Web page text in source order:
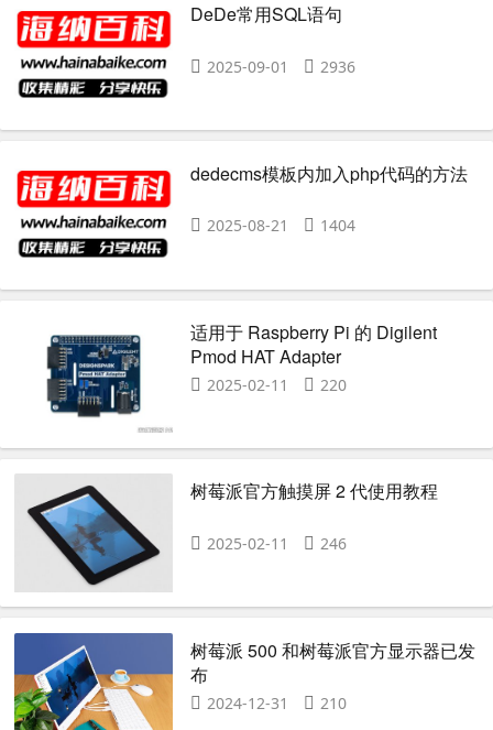
DeDe常用SQL语句
2025-09-01 2936
dedecms模板内加入php代码的方法
2025-08-21 1404
适用于 Raspberry Pi 的 Digilent
Pmod HAT Adapter
2025-02-11 220
树莓派官方触摸屏 2 代使用教程
2025-02-11 246
树莓派 500 和树莓派官方显示器已发
布
2024-12-31 210